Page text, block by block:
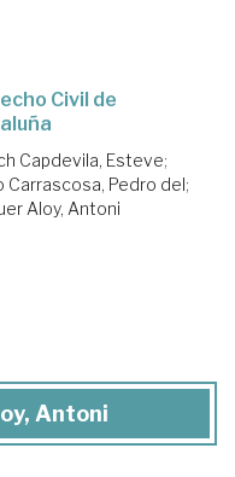
Civil de
Capdevila, Esteve;
Carrascosa, Pedro del;
Aloy, Antoni
Antoni